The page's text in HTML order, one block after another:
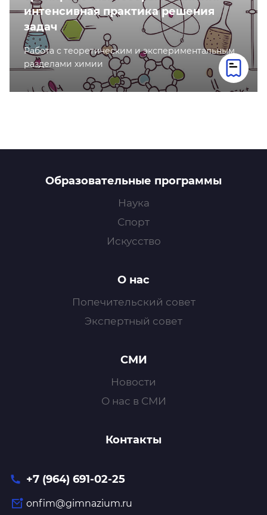
интенсивная практика решения
задач
Работа с теоретическим и экспериментальным
разделами химии
Образовательные программы
Наука
Спорт
Искусство
О нас
Попечительский совет
Экспертный совет
СМИ
Новости
О нас в СМИ
Контакты
+7 (964) 691-02-25
onfim@gimnazium.ru